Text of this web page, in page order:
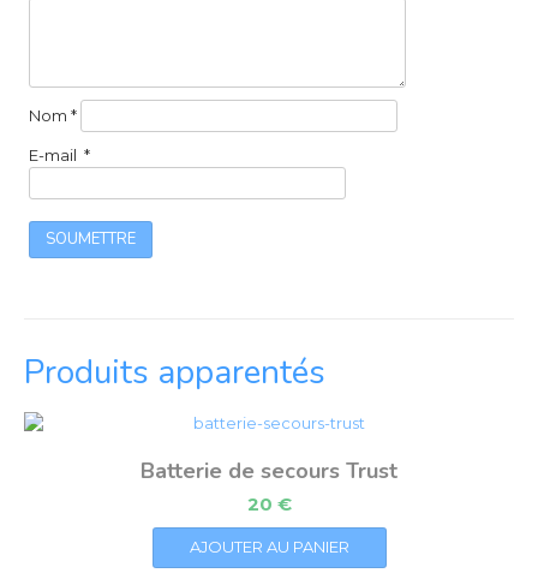
Nom*
E-mail*
Produits apparentés
Batterie de secours Trust
20 €
AJOUTER AU PANIER